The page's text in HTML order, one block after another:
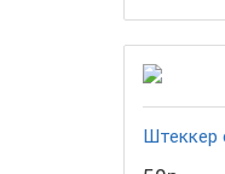
Штеккер